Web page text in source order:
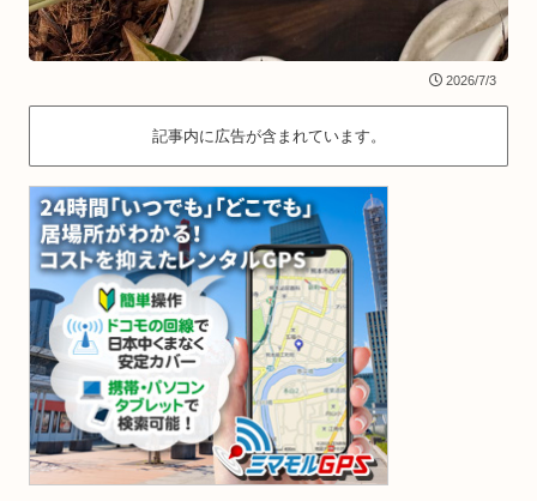
2026/7/3
記事内に広告が含まれています。